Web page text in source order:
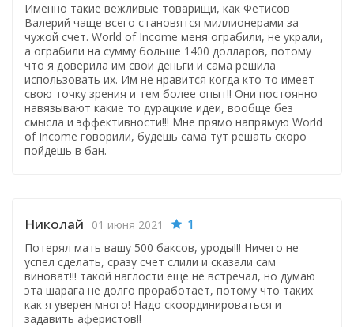
Именно такие вежливые товарищи, как Фетисов
Валерий чаще всего становятся миллионерами за
чужой счет. World of Income меня ограбили, не украли,
а ограбили на сумму больше 1400 долларов, потому
что я доверила им свои деньги и сама решила
использовать их. Им не нравится когда кто то имеет
свою точку зрения и тем более опыт!! Они постоянно
навязывают какие то дурацкие идеи, вообще без
смысла и эффективности!!! Мне прямо напрямую World
of Income говорили, будешь сама тут решать скоро
пойдешь в бан.
Николай 01 июня 2021 1
Потерял мать вашу 500 баксов, уроды!!! Ничего не
успел сделать, сразу счет слили и сказали сам
виноват!!! такой наглости еще не встречал, но думаю
эта шарага не долго проработает, потому что таких
как я уверен много! Надо скоординироваться и
задавить аферистов!!